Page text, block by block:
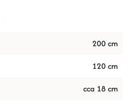
200 cm
120 cm
cca 18 cm